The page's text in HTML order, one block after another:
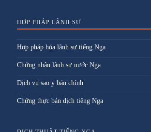
HỢP PHÁP LÃNH SỰ
Hợp pháp hóa lãnh sự tiếng Nga
Chứng nhận lãnh sự nước Nga
Dịch vụ sao y bản chính
Chứng thực bản dịch tiếng Nga